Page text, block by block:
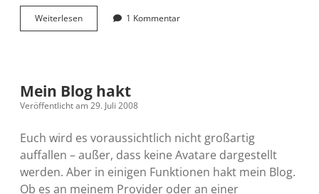
WeiterlesenTextile
als
1 Kommentar
Mein Blog hakt
Veröffentlicht am 29. Juli 2008
Euch wird es voraussichtlich nicht großartig
auffallen – außer, dass keine Avatare dargestellt
werden. Aber in einigen Funktionen hakt mein Blog.
Ob es an meinem Provider oder an einer